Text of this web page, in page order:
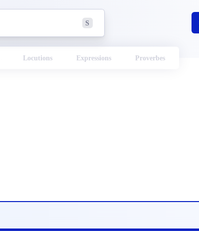
S
Locutions Expressions Proverbes